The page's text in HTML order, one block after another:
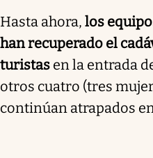
Hasta ahora, los
han recuperado el
turistas en la entrada
otros cuatro (tres
continúan atrapados